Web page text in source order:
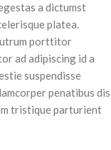
a dictumst
platea.
porttitor
ad adipiscing id a
suspendisse
penatibus dis
tristique parturient